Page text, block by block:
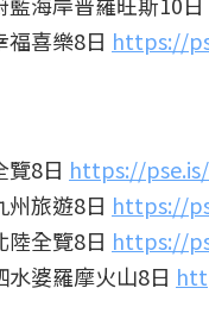
喜樂8日 https://
覽8日 https://
州旅遊8日 https://
陸全覽8日 https://
婆羅摩火山8日